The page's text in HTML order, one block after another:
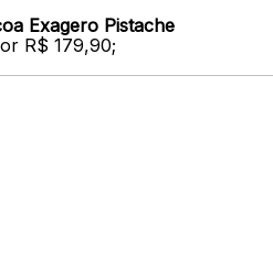
Exagero Pistache
R$ 179,90;